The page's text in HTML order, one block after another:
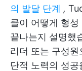
의 발달 단계 ,
클이 어떻게 형
끝나는지 설명했
리더 또는 구성
단적 노력의 성